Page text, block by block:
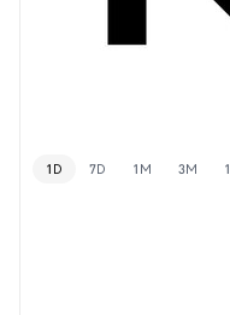
1D 7D 1M 3M